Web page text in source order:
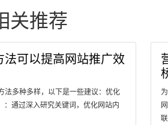
关推荐
法可以提高网站推广效
法多种多样，以下是一些建议：优化
：通过深入研究关键词，优化网站内